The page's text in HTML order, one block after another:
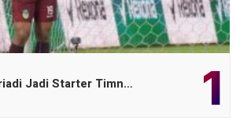
1
Jadi Starter Timn…